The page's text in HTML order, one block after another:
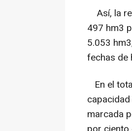
Así, la
497 hm3
5.053
fechas de
En el
marcada